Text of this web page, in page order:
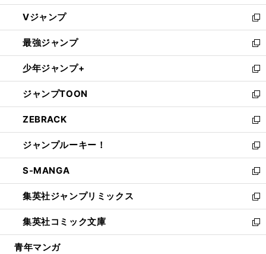
ウ
ィ
ン
ド
ウ
で
開
く
し
い
ウ
ィ
ン
ド
ウ
で
開
く
Vジャンプ
新
し
い
ウ
ィ
ン
ド
ウ
で
開
く
最強ジャンプ
新
し
い
ウ
ィ
ン
ド
ウ
で
開
く
少年ジャンプ+
新
し
い
ウ
ィ
ン
ド
ウ
で
開
く
ジャンプTOON
新
し
い
ウ
ィ
ン
ド
ウ
で
開
く
ZEBRACK
新
し
い
ウ
ィ
ン
ド
ウ
で
開
ジャンプルーキー！
新
し
い
ウ
ィ
ン
ド
ウ
S-MANGA
新
し
い
ウ
ィ
ン
集英社ジャンプリミックス
新
し
い
ウ
集英社コミック文庫
新
し
青年マンガ